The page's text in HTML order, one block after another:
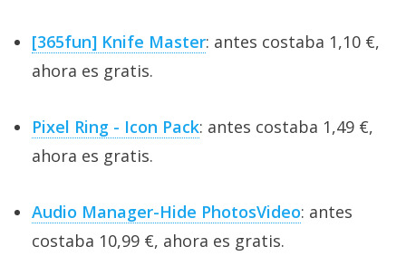
[365fun] Knife Master: antes costaba 1,10 €,
ahora es gratis.
Pixel Ring - Icon Pack: antes costaba 1,49 €,
ahora es gratis.
Audio Manager-Hide PhotosVideo: antes
costaba 10,99 €, ahora es gratis.